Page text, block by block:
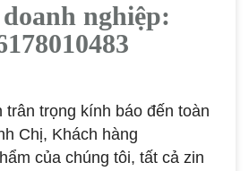
nghiệp:
trân trọng kính báo đến toàn
Chị, Khách hàng
của chúng tôi, tất cả zin